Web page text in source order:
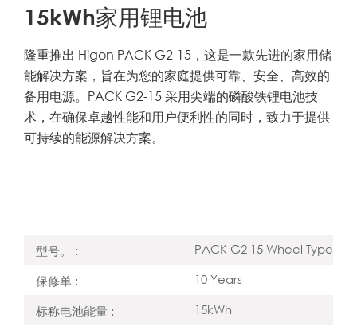
15kWh家用锂电池
隆重推出 Higon PACK G2-15，这是一款先进的家用储
能解决方案，旨在为您的家庭提供可靠、安全、高效的
备用电源。PACK G2-15 采用尖端的磷酸铁锂电池技
术，在确保卓越性能和用户便利性的同时，致力于提供
可持续的能源解决方案。
型号。 :
PACK G2 15 Wheel Type
保修单 :
10 Years
标称电池能量 :
15kWh